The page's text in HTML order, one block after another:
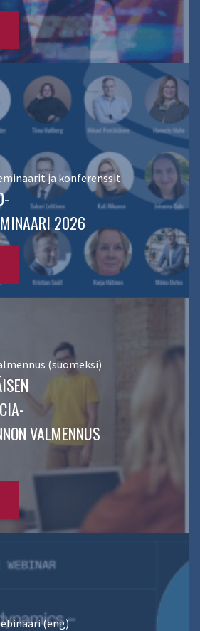
ja konferenssit
2026
(suomeksi)
VALMENNUS
(eng)